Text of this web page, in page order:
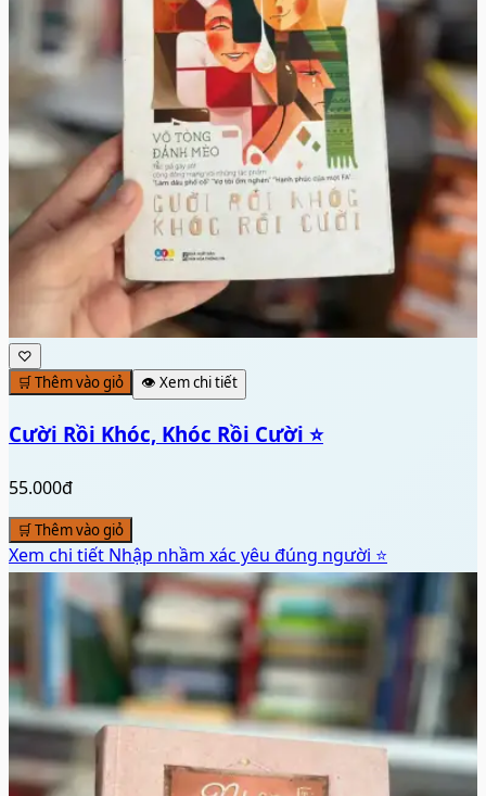
♡
🛒 Thêm vào giỏ
👁️ Xem chi tiết
Cười Rồi Khóc, Khóc Rồi Cười ⭐
55.000đ
🛒 Thêm vào giỏ
Xem chi tiết Nhập nhầm xác yêu đúng người ⭐